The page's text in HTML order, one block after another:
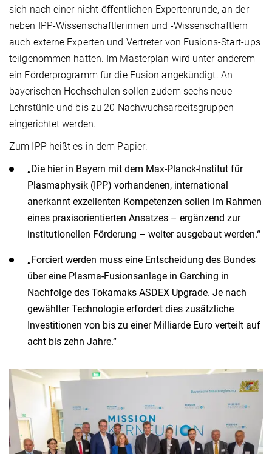
sich nach einer nicht-öffentlichen Expertenrunde, an der
neben IPP-Wissenschaftlerinnen und -Wissenschaftlern
auch externe Experten und Vertreter von Fusions-Start-ups
teilgenommen hatten. Im Masterplan wird unter anderem
ein Förderprogramm für die Fusion angekündigt. An
bayerischen Hochschulen sollen zudem sechs neue
Lehrstühle und bis zu 20 Nachwuchsarbeitsgruppen
eingerichtet werden.
Zum IPP heißt es in dem Papier:
„Die hier in Bayern mit dem Max-Planck-Institut für
Plasmaphysik (IPP) vorhandenen, international
anerkannt exzellenten Kompetenzen sollen im Rahmen
eines praxisorientierten Ansatzes – ergänzend zur
institutionellen Förderung – weiter ausgebaut werden.“
„Forciert werden muss eine Entscheidung des Bundes
über eine Plasma-Fusionsanlage in Garching in
Nachfolge des Tokamaks ASDEX Upgrade. Je nach
gewählter Technologie erfordert dies zusätzliche
Investitionen von bis zu einer Milliarde Euro verteilt auf
acht bis zehn Jahre.“